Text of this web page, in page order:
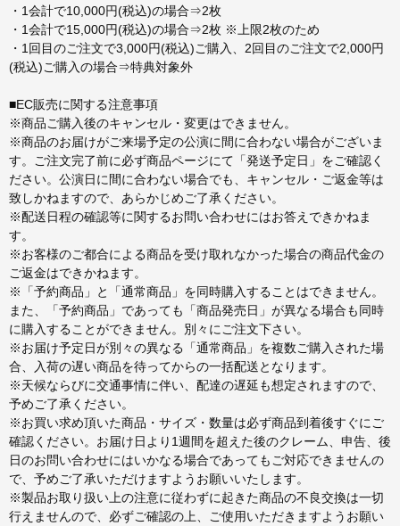
・1会計で10,000円(税込)の場合⇒2枚
・1会計で15,000円(税込)の場合⇒2枚 ※上限2枚のため
・1回目のご注文で3,000円(税込)ご購入、2回目のご注文で2,000円
(税込)ご購入の場合⇒特典対象外
■EC販売に関する注意事項
※商品ご購入後のキャンセル・変更はできません。
※商品のお届けがご来場予定の公演に間に合わない場合がございま
す。ご注文完了前に必ず商品ページにて「発送予定日」をご確認く
ださい。公演日に間に合わない場合でも、キャンセル・ご返金等は
致しかねますので、あらかじめご了承ください。
※配送日程の確認等に関するお問い合わせにはお答えできかねま
す。
※お客様のご都合による商品を受け取れなかった場合の商品代金の
ご返金はできかねます。
※「予約商品」と「通常商品」を同時購入することはできません。
また、「予約商品」であっても「商品発売日」が異なる場合も同時
に購入することができません。別々にご注文下さい。
※お届け予定日が別々の異なる「通常商品」を複数ご購入された場
合、入荷の遅い商品を待ってからの一括配送となります。
※天候ならびに交通事情に伴い、配達の遅延も想定されますので、
予めご了承ください。
※お買い求め頂いた商品・サイズ・数量は必ず商品到着後すぐにご
確認ください。お届け日より1週間を超えた後のクレーム、申告、後
日のお問い合わせにはいかなる場合であってもご対応できませんの
で、予めご了承いただけますようお願いいたします。
※製品お取り扱い上の注意に従わずに起きた商品の不良交換は一切
行えませんので、必ずご確認の上、ご使用いただきますようお願い